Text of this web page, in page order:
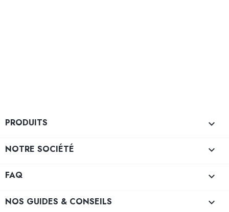
PRODUITS 
NOTRE SOCIÉTÉ 
FAQ 
NOS GUIDES & CONSEILS 